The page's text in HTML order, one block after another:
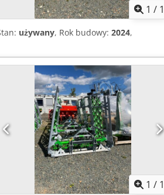
1 / 1
używany, Rok budowy: 2024,
1 / 1